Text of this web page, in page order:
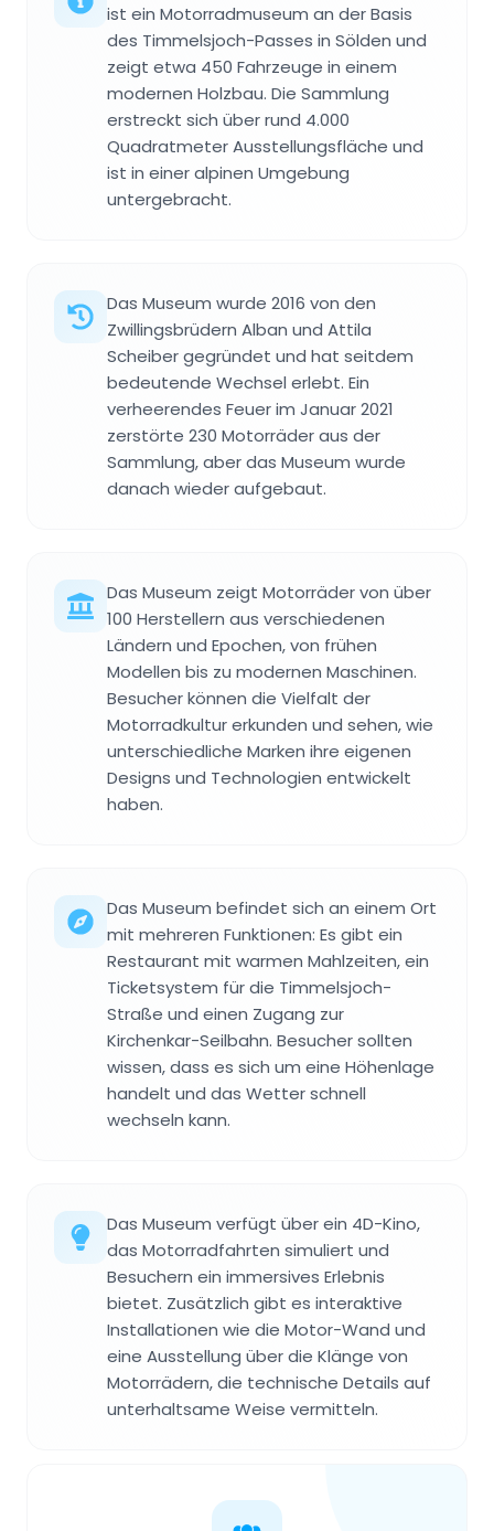
ist ein Motorradmuseum an der Basis
des Timmelsjoch-Passes in Sölden und
zeigt etwa 450 Fahrzeuge in einem
modernen Holzbau. Die Sammlung
erstreckt sich über rund 4.000
Quadratmeter Ausstellungsfläche und
ist in einer alpinen Umgebung
untergebracht.
Das Museum wurde 2016 von den
Zwillingsbrüdern Alban und Attila
Scheiber gegründet und hat seitdem
bedeutende Wechsel erlebt. Ein
verheerendes Feuer im Januar 2021
zerstörte 230 Motorräder aus der
Sammlung, aber das Museum wurde
danach wieder aufgebaut.
Das Museum zeigt Motorräder von über
100 Herstellern aus verschiedenen
Ländern und Epochen, von frühen
Modellen bis zu modernen Maschinen.
Besucher können die Vielfalt der
Motorradkultur erkunden und sehen, wie
unterschiedliche Marken ihre eigenen
Designs und Technologien entwickelt
haben.
Das Museum befindet sich an einem Ort
mit mehreren Funktionen: Es gibt ein
Restaurant mit warmen Mahlzeiten, ein
Ticketsystem für die Timmelsjoch-
Straße und einen Zugang zur
Kirchenkar-Seilbahn. Besucher sollten
wissen, dass es sich um eine Höhenlage
handelt und das Wetter schnell
wechseln kann.
Das Museum verfügt über ein 4D-Kino,
das Motorradfahrten simuliert und
Besuchern ein immersives Erlebnis
bietet. Zusätzlich gibt es interaktive
Installationen wie die Motor-Wand und
eine Ausstellung über die Klänge von
Motorrädern, die technische Details auf
unterhaltsame Weise vermitteln.